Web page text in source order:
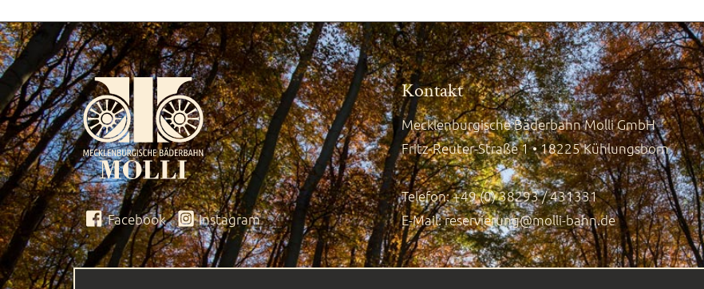
Facebook Instagram
Kontakt
Mecklenburgische Bäderbahn Molli GmbH
Fritz-Reuter-Straße 1 • 18225 Kühlungsborn
Telefon: +49 (0) 38293 / 431331
E-Mail:reservierung@molli-bahn.de